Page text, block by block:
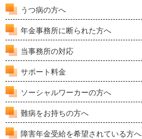
うつ病の方へ
年金事務所に断られた方へ
当事務所の対応
サポート料金
ソーシャルワーカーの方へ
難病をお持ちの方へ
障害年金受給を希望されている方へ